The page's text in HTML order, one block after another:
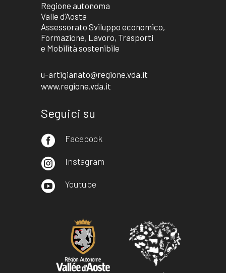
Regione autonoma
Valle d’Aosta
Assessorato Sviluppo economico,
Formazione, Lavoro, Trasporti
e Mobilità sostenibile
u-artigianato@regione.vda.it
www.regione.vda.it
Seguici su
 Facebook
 Instagram
 Youtube